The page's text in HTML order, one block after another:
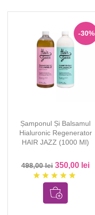
Șamponul Și Balsamul
Hialuronic Regenerator
HAIR JAZZ (1000 Ml)
498,00 lei 350,00 lei
star star star star star
-30%